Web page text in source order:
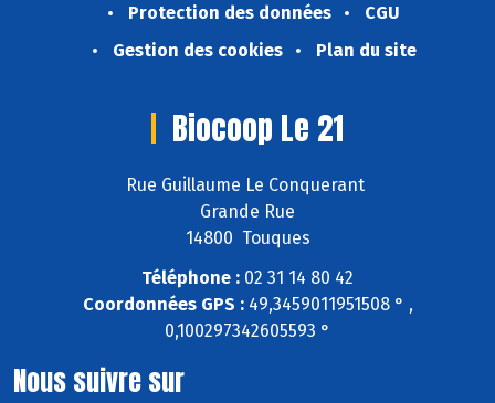
Protection des données
CGU
Gestion des cookies
Plan du site
Biocoop Le 21
Rue Guillaume Le Conquerant
Grande Rue
14800 Touques
Téléphone : 02 31 14 80 42
Coordonnées GPS :49,3459011951508 ° ,
0,100297342605593 °
Nous suivre sur